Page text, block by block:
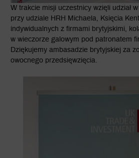
W trakcie misji uczestnicy wzięli udział
przy udziale HRH Michaela, Księcia
indywidualnych z firmami brytyjskimi,
w wieczorze galowym pod patronatem
Dziękujemy ambasadzie brytyjskiej za
owocnego przedsięwzięcia.